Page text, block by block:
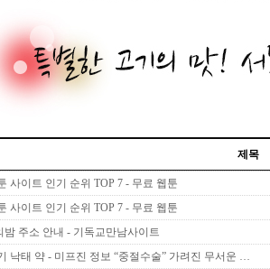
제목
사이트 인기 순위 TOP 7 - 무료 웹툰
사이트 인기 순위 TOP 7 - 무료 웹툰
밤 주소 안내 - 기독교만남사이트
낙태 약 - 미프진 정보 “중절수술” 가려진 무서운 …